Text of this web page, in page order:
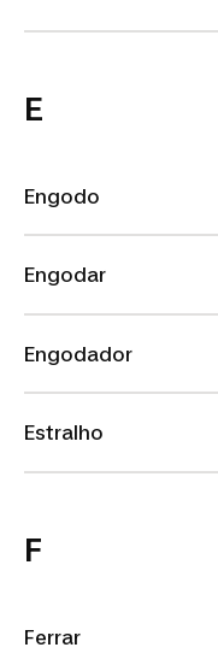
E
Engodo
Engodar
Engodador
Estralho
F
Ferrar